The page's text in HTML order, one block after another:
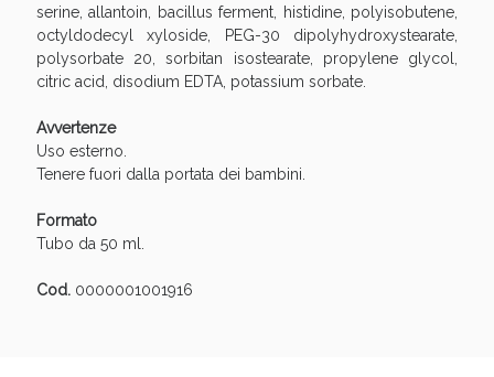
serine, allantoin, bacillus ferment, histidine, polyisobutene,
octyldodecyl xyloside, PEG-30 dipolyhydroxystearate,
polysorbate 20, sorbitan isostearate, propylene glycol,
citric acid, disodium EDTA, potassium sorbate.
Avvertenze
Uso esterno.
Tenere fuori dalla portata dei bambini.
Formato
Tubo da 50 ml.
Cod.0000001001916